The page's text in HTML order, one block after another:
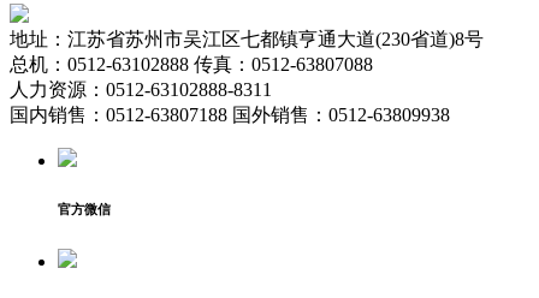
地址：江苏省苏州市吴江区七都镇亨通大道(230省道)8号
总机：0512-63102888 传真：0512-63807088
人力资源：0512-63102888-8311
国内销售：0512-63807188 国外销售：0512-63809938
官方微信